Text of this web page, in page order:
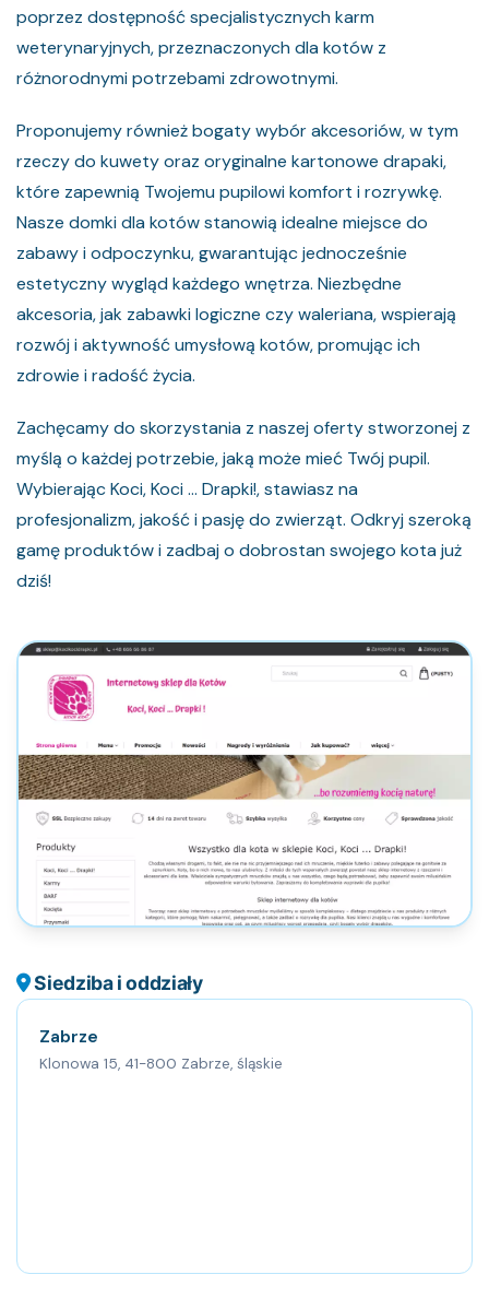
poprzez dostępność specjalistycznych karm
weterynaryjnych, przeznaczonych dla kotów z
różnorodnymi potrzebami zdrowotnymi.
Proponujemy również bogaty wybór akcesoriów, w tym
rzeczy do kuwety oraz oryginalne kartonowe drapaki,
które zapewnią Twojemu pupilowi komfort i rozrywkę.
Nasze domki dla kotów stanowią idealne miejsce do
zabawy i odpoczynku, gwarantując jednocześnie
estetyczny wygląd każdego wnętrza. Niezbędne
akcesoria, jak zabawki logiczne czy waleriana, wspierają
rozwój i aktywność umysłową kotów, promując ich
zdrowie i radość życia.
Zachęcamy do skorzystania z naszej oferty stworzonej z
myślą o każdej potrzebie, jaką może mieć Twój pupil.
Wybierając Koci, Koci ... Drapki!, stawiasz na
profesjonalizm, jakość i pasję do zwierząt. Odkryj szeroką
gamę produktów i zadbaj o dobrostan swojego kota już
dziś!
Siedziba i oddziały
Zabrze
Klonowa 15, 41-800 Zabrze, śląskie